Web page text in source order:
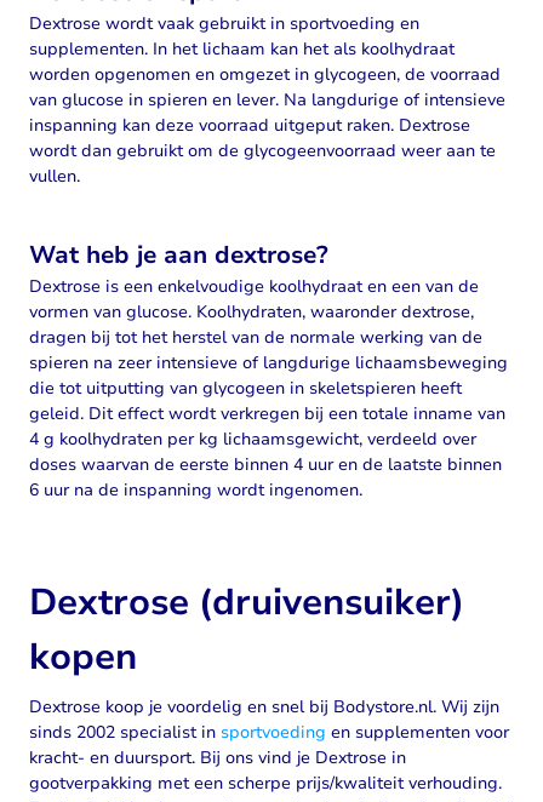
Dextrose wordt vaak gebruikt in sportvoeding en
supplementen. In het lichaam kan het als koolhydraat
worden opgenomen en omgezet in glycogeen, de voorraad
van glucose in spieren en lever. Na langdurige of intensieve
inspanning kan deze voorraad uitgeput raken. Dextrose
wordt dan gebruikt om de glycogeenvoorraad weer aan te
vullen.
Wat heb je aan dextrose?
Dextrose is een enkelvoudige koolhydraat en een van de
vormen van glucose. Koolhydraten, waaronder dextrose,
dragen bij tot het herstel van de normale werking van de
spieren na zeer intensieve of langdurige lichaamsbeweging
die tot uitputting van glycogeen in skeletspieren heeft
geleid. Dit effect wordt verkregen bij een totale inname van
4 g koolhydraten per kg lichaamsgewicht, verdeeld over
doses waarvan de eerste binnen 4 uur en de laatste binnen
6 uur na de inspanning wordt ingenomen.
Dextrose (druivensuiker)
kopen
Dextrose koop je voordelig en snel bij Bodystore.nl. Wij zijn
sinds 2002 specialist in sportvoeding en supplementen voor
kracht- en duursport. Bij ons vind je Dextrose in
gootverpakking met een scherpe prijs/kwaliteit verhouding.